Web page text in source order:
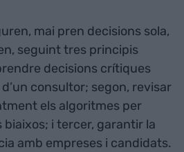
mai pren decisions sola,
seguint tres principis
decisions crítiques
consultor; segon, revisar
els algoritmes per
i tercer, garantir la
amb empreses i candidats.